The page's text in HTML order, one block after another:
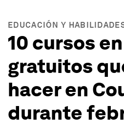
EDUCACIÓN Y
10 cursos
gratuitos
hacer en
durante